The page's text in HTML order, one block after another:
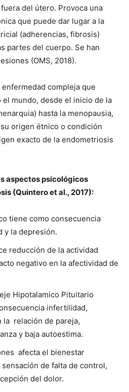
del útero. Provoca una
que puede dar lugar a la
(adherencias, fibrosis)
partes del cuerpo. Se han
(OMS, 2018).
compleja que
mundo, desde el inicio de la
hasta la menopausia,
origen étnico o condición
exacto de la endometriosis
aspectos psicológicos
(Quintero et al., 2017):
tiene como consecuencia
y la depresión.
reducción de la actividad
negativo en la afectividad de
Hipotalamico Pituitario
infertilidad,
la relación de pareja,
y baja autoestima.
afecta el bienestar
de falta de control,
del dolor.